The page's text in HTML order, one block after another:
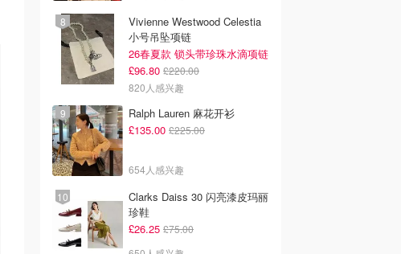
Vivienne Westwood Celestia
小号吊坠项链
26春夏款 锁头带珍珠水滴项链
£96.80 £220.00
820人感兴趣
Ralph Lauren 麻花开衫
£135.00 £225.00
654人感兴趣
Clarks Daiss 30 闪亮漆皮玛丽
珍鞋
£26.25 £75.00